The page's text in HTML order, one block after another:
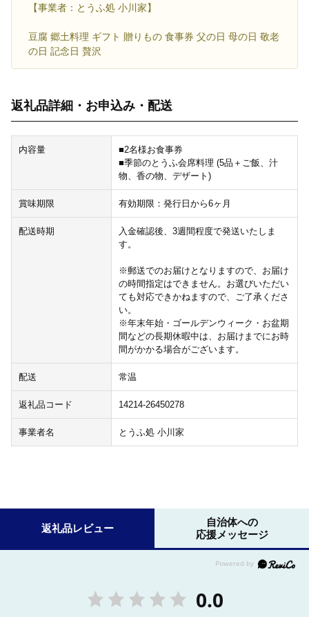
【事業者：とうふ処 小川家】
豆腐 郷土料理 ギフト 贈りもの 食事券 父の日 母の日 敬老
の日 記念日 贅沢
返礼品詳細・お申込み・配送
内容量
■2名様お食事券
■季節のとうふ会席料理 (5品＋ご飯、汁
物、香の物、デザート)
賞味期限 有効期限：発行日から6ヶ月
配送時期
入金確認後、3週間程度で発送いたしま
す。
※郵送でのお届けとなりますので、お届け
の時間指定はできません。お選びいただい
ても対応できかねますので、ご了承くださ
い。
※年末年始・ゴールデンウィーク・お盆期
間などの長期休暇中は、お届けまでにお時
間がかかる場合がございます。
配送 常温
返礼品コード 14214-26450278
事業者名 とうふ処 小川家
返礼品レビュー
自治体への
応援メッセージ
0.0